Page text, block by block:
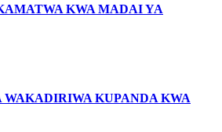
KWA MADAI YA
WAKADIRIWA KUPANDA KWA